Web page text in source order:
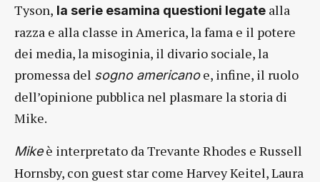
Tyson, la serie esamina questioni legate alla
razza e alla classe in America, la fama e il potere
dei media, la misoginia, il divario sociale, la
promessa del sogno americanoe, infine, il ruolo
dell’opinione pubblica nel plasmare la storia di
Mike.
Mikeè interpretato da Trevante Rhodes e Russell
Hornsby, con guest star come Harvey Keitel, Laura